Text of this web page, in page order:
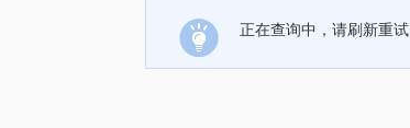
正在查询中，请刷新重试